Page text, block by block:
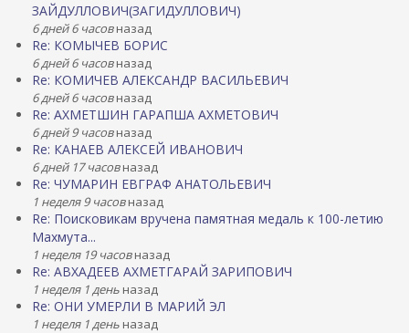
ЗАЙДУЛЛОВИЧ(ЗАГИДУЛЛОВИЧ)
6 дней 6 часовназад
Re: КОМЫЧЕВ БОРИС
6 дней 6 часовназад
Re: КОМИЧЕВ АЛЕКСАНДР ВАСИЛЬЕВИЧ
6 дней 6 часовназад
Re: АХМЕТШИН ГАРАПША АХМЕТОВИЧ
6 дней 9 часовназад
Re: КАНАЕВ АЛЕКСЕЙ ИВАНОВИЧ
6 дней 17 часовназад
Re: ЧУМАРИН ЕВГРАФ АНАТОЛЬЕВИЧ
1 неделя 9 часовназад
Re: Поисковикам вручена памятная медаль к 100-летию
Махмута...
1 неделя 19 часовназад
Re: АВХАДЕЕВ АХМЕТГАРАЙ ЗАРИПОВИЧ
1 неделя 1 день назад
Re: ОНИ УМЕРЛИ В МАРИЙ ЭЛ
1 неделя 1 день назад